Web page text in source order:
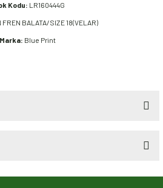
Kodu: LR160444G
FREN BALATA/SIZE 18(VELAR)
Marka: Blue Print
açıklamalarında ve diğer konularda